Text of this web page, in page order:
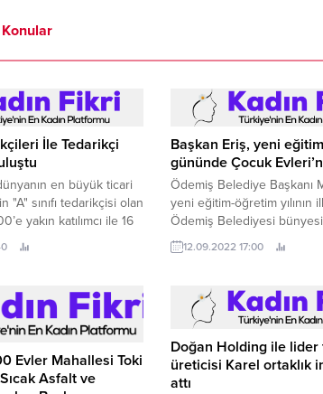
İle Tedarikçi
en büyük ticari
"A" sınıfı tedarikçisi olan
yakın katılımcı ile 16
Grup Tedarikçi
Başkan Eriş, yeni eğitim
gününde Çocuk
Ödemiş Belediye Başkanı
yeni eğitim-öğretim yılının
Ödemiş Belediyesi
veren Çocuk Evleri’ni
miniklerin heyecanına ortak
12.09.2022 17:00
Evler Mahallesi Toki
Asfalt ve
Doğan Holding ile lider
üreticisi Karel ortaklık
attı